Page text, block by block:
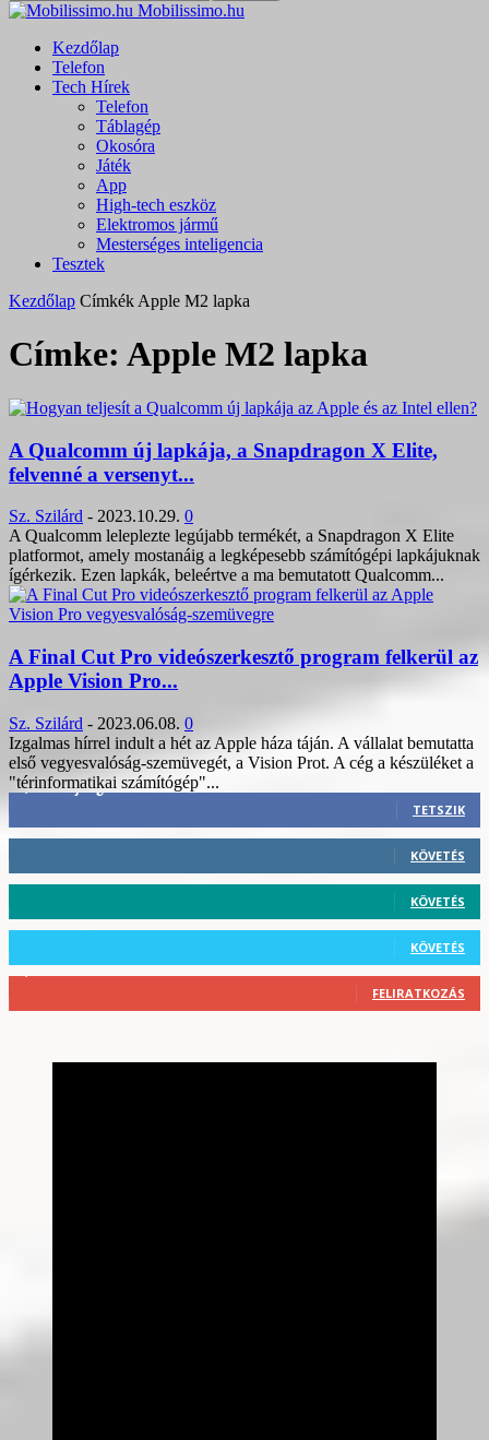
Mobilissimo.hu
Kezdőlap
Telefon
Tech Hírek
Telefon
Táblagép
Okosóra
Játék
App
High-tech eszköz
Elektromos jármű
Mesterséges inteligencia
Tesztek
Kezdőlap Címkék Apple M2 lapka
Címke: Apple M2 lapka
A Qualcomm új lapkája, a Snapdragon X Elite,
felvenné a versenyt...
Sz. Szilárd - 2023.10.29. 0
A Qualcomm leleplezte legújabb termékét, a Snapdragon X Elite
platformot, amely mostanáig a legképesebb számítógépi lapkájuknak
ígérkezik. Ezen lapkák, beleértve a ma bemutatott Qualcomm...
A Final Cut Pro videószerkesztő program felkerül az
Apple Vision Pro...
Sz. Szilárd - 2023.06.08. 0
Izgalmas hírrel indult a hét az Apple háza táján. A vállalat bemutatta
első vegyesvalóság-szemüvegét, a Vision Prot. A cég a készüléket a
"térinformatikai számítógép"...
3,452 Rajongók
TETSZIK
KÖVETÉS
KÖVETÉS
KÖVETÉS
FELIRATKOZÁS